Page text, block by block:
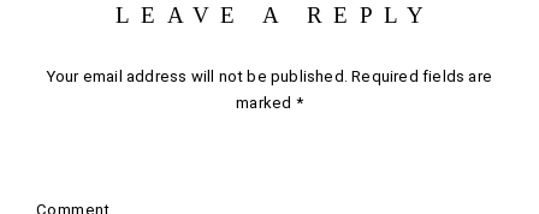
LEAVE A REPLY
Your email address will not be published. Required fields are
marked *
Comment